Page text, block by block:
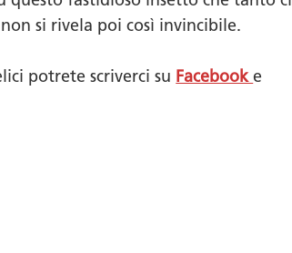
si rivela poi così invincibile.
potrete scriverci su Facebooke